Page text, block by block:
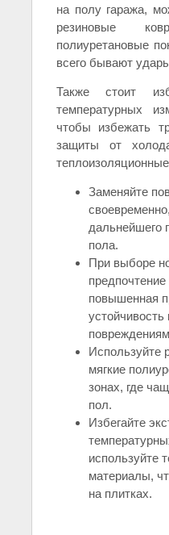
на полу гаража,
резиновые
полиуретановые
всего бывают
Также стоит
температурных
чтобы избежать
защиты от
Заменяйте
дальнейшего
пола.
При выборе
повышенная
Используйте
мягкие
зонах, где
пол.
Избегайте
используйте
материалы,
на плитках.